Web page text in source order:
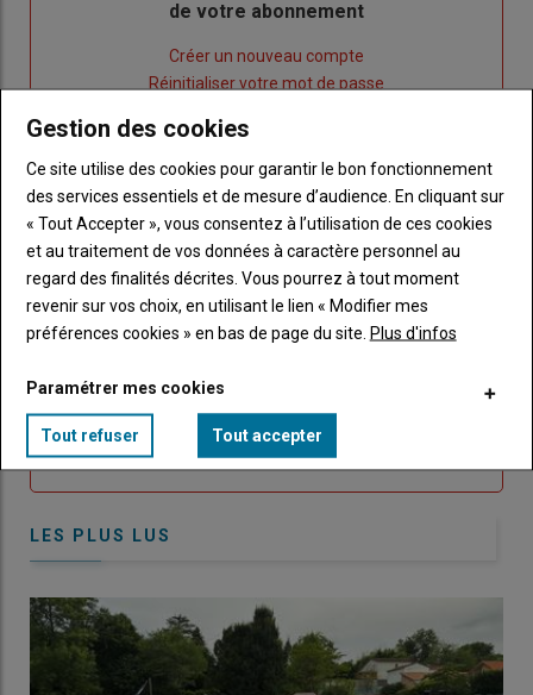
de votre abonnement
nouveau
compte"
Créer un nouveau compte
votre
mot
de
passe"
Réinitialiser votre mot de passe
Lien
"Je
me
connecte"
Je me connecte
Sous-
titre
Vous n'êtes pas abonné(e)
TITRE CRÉEZ UN COMPTE
compte pour accéder à tout Caracterres.
Lien Créez un compte
LES PLUS LUS
Gestion des cookies
Ce site utilise des cookies pour garantir le bon fonctionnement
des services essentiels et de mesure d’audience. En cliquant sur
« Tout Accepter », vous consentez à l’utilisation de ces cookies
et au traitement de vos données à caractère personnel au
regard des finalités décrites. Vous pourrez à tout moment
revenir sur vos choix, en utilisant le lien « Modifier mes
préférences cookies » en bas de page du site. Plus d'infos
Paramétrer mes cookies
Tout refuser Tout accepter